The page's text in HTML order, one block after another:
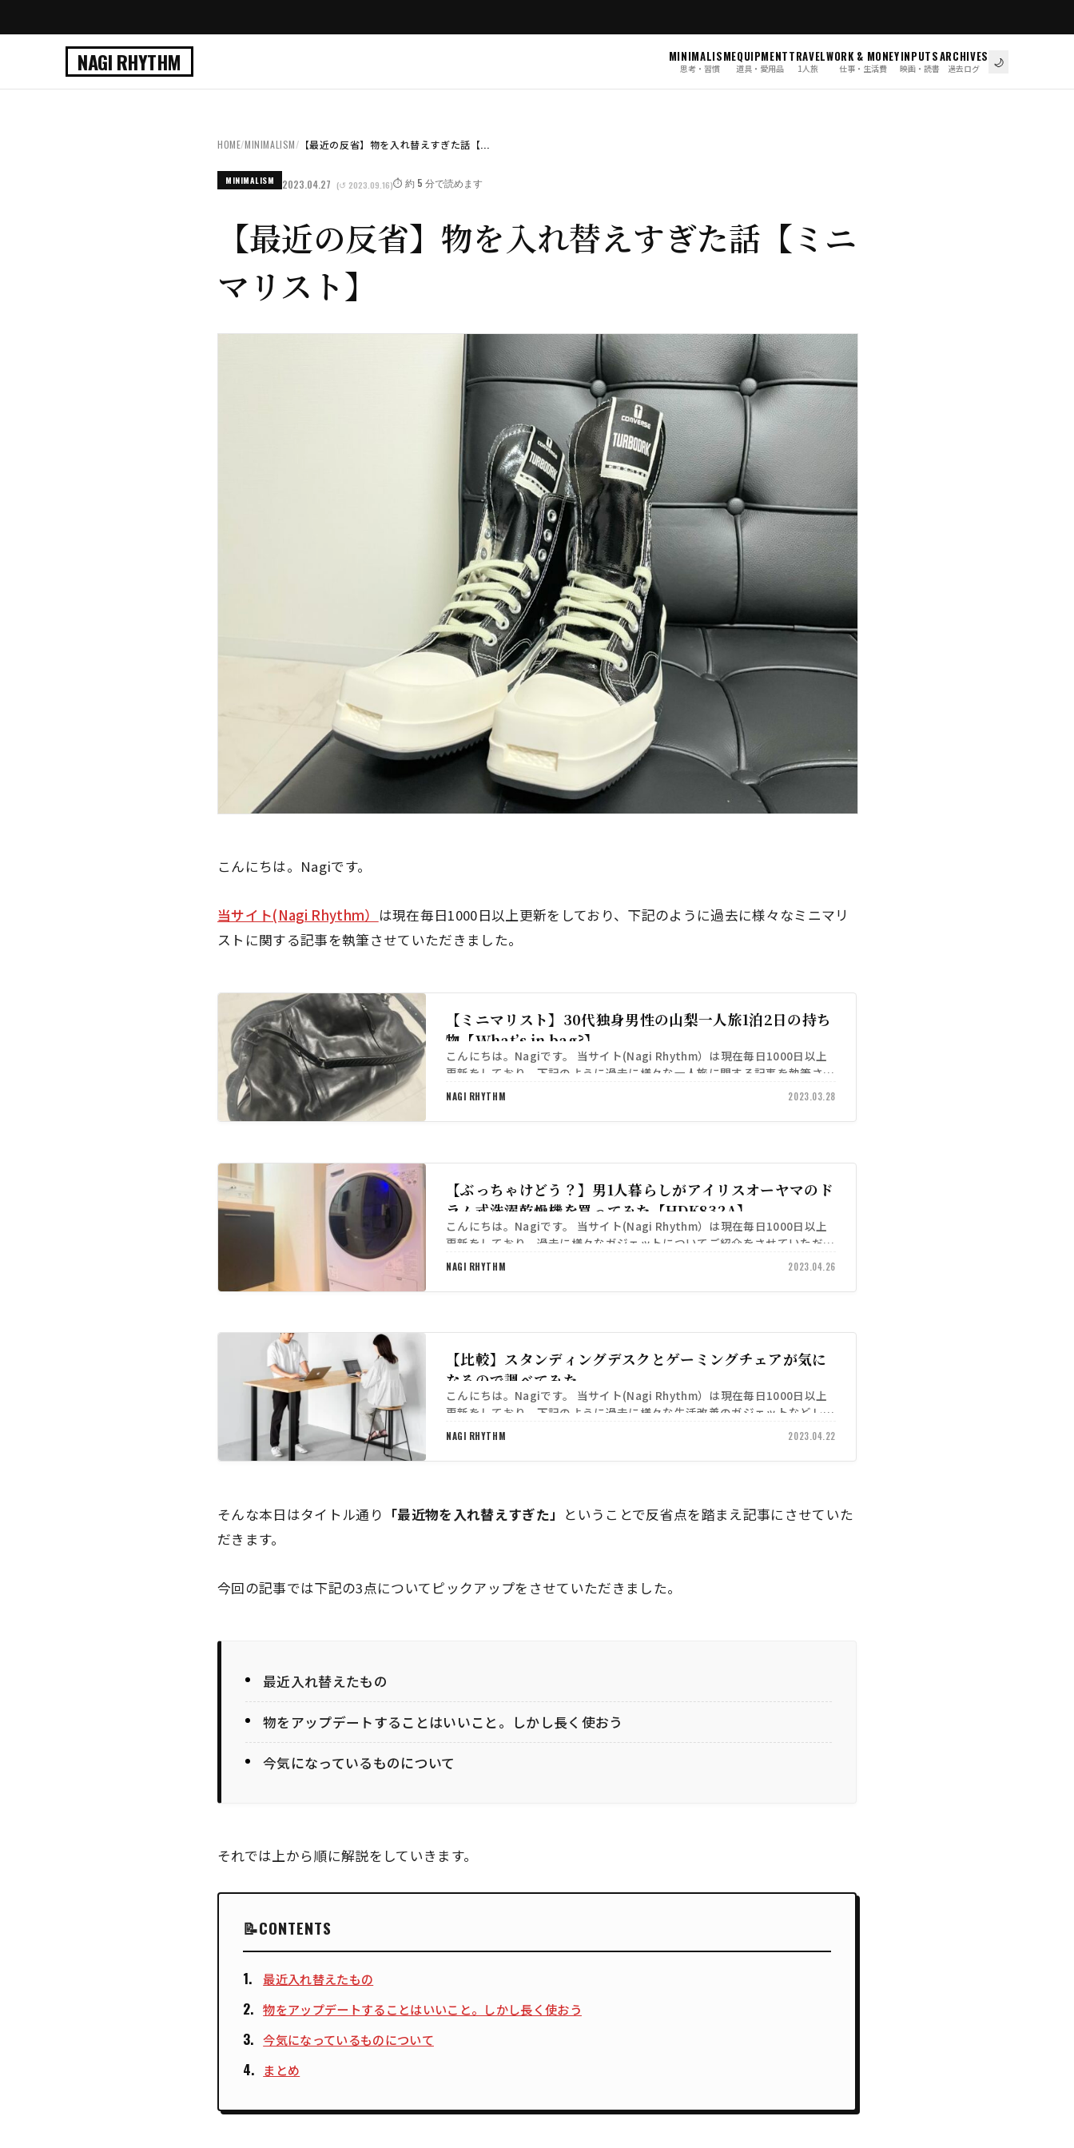
NAGI RHYTHM MINIMALISM
思考・習慣
EQUIPMENT
道具・愛用品
TRAVEL
1人旅
WORK & MONEY
仕事・生活費
INPUTS
映画・読書
ARCHIVES
過去ログ 🌙
HOME/MINIMALISM/ 【最近の反省】物を入れ替えすぎた話【...
MINIMALISM 2023.04.27 (↺ 2023.09.16)⏱️ 約 5 分で読めます
【最近の反省】物を入れ替えすぎた話【ミニ
マリスト】
こんにちは。Nagiです。
当サイト(Nagi Rhythm） は現在毎日1000日以上更新をしており、下記のように過去に様々なミニマリ
ストに関する記事を執筆させていただきました。
【ミニマリスト】30代独身男性の山梨一人旅1泊2日の持ち
物【What’s in bag?】
こんにちは。Nagiです。 当サイト(Nagi Rhythm）は現在毎日1000日以上
更新をしており、下記のように過去に様々な一人旅に関する記事を執筆させ
ていただきました。 https://sib-o…
NAGI RHYTHM 2023.03.28
【ぶっちゃけどう？】男1人暮らしがアイリスオーヤマのド
ラム式洗濯乾燥機を買ってみた【HDK832A】
こんにちは。Nagiです。 当サイト(Nagi Rhythm）は現在毎日1000日以上
更新をしており、過去に様々なガジェットについてご紹介をさせていただき
ました。 そんな本日はタイトル通り「ミニマリス…
NAGI RHYTHM 2023.04.26
【比較】スタンディングデスクとゲーミングチェアが気に
なるので調べてみた
こんにちは。Nagiです。 当サイト(Nagi Rhythm）は現在毎日1000日以上
更新をしており、下記のように過去に様々な生活改善のガジェットなどレビ
ュー記事を執筆させていただきました。 http…
NAGI RHYTHM 2023.04.22
そんな本日はタイトル通り 「最近物を入れ替えすぎた」 ということで反省点を踏まえ記事にさせていた
だきます。
今回の記事では下記の3点についてピックアップをさせていただきました。
最近入れ替えたもの
物をアップデートすることはいいこと。しかし長く使おう
今気になっているものについて
それでは上から順に解説をしていきます。
CONTENTS
最近入れ替えたもの
物をアップデートすることはいいこと。しかし長く使おう
今気になっているものについて
まとめ